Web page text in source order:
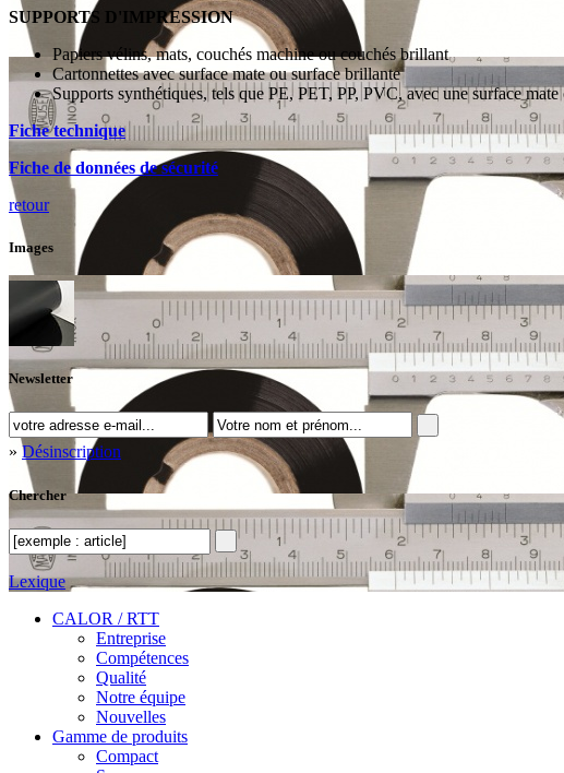
SUPPORTS D'IMPRESSION
Papiers vélins, mats, couchés machine ou couchés brillant
Cartonnettes avec surface mate ou surface brillante
Supports synthétiques, tels que PE, PET, PP, PVC, avec une surface
Fiche technique
Fiche de données de sécurité
retour
Images
Newsletter
» Désinscription
Chercher
Lexique
CALOR / RTT
Entreprise
Compétences
Qualité
Notre équipe
Nouvelles
Gamme de produits
Compact